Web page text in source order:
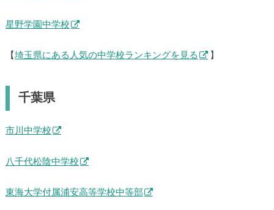
星野学園中学校
【 埼玉県にある人気の中学校ランキングを見る 】
千葉県
市川中学校
八千代松陰中学校
東海大学付属浦安高等学校中等部